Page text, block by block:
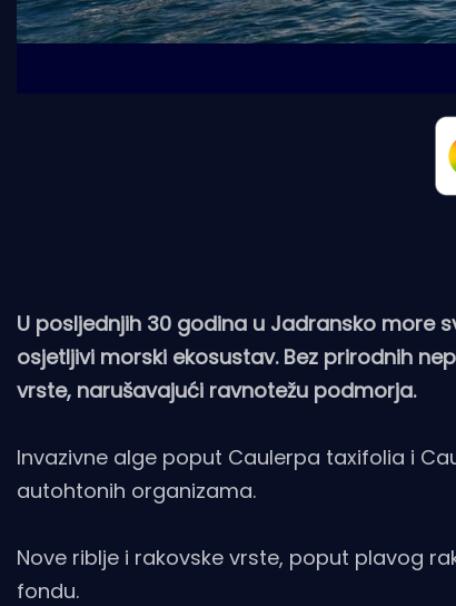
U posljednjih 30 godina u Jadransko more
osjetljivi morski ekosustav. Bez prirodnih
vrste, narušavajući ravnotežu podmorja.
Invazivne alge poput Caulerpa taxifolia i
autohtonih organizama.
Nove riblje i rakovske vrste, poput plavog
fondu.